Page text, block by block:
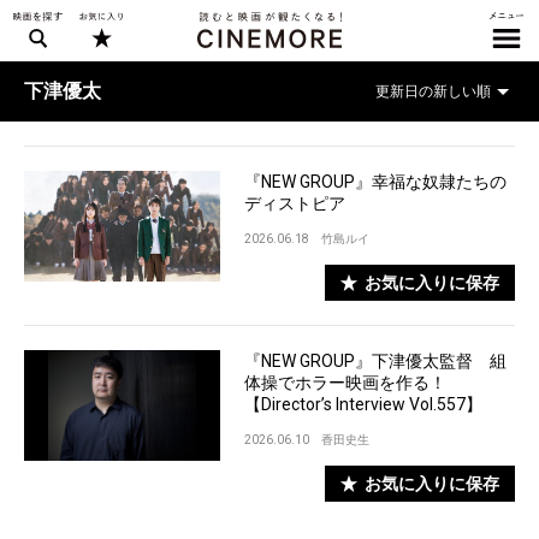
下津優太
『NEW GROUP』幸福な奴隷たちの
ディストピア
2026.06.18 竹島ルイ
お気に入りに保存
『NEW GROUP』下津優太監督 組
体操でホラー映画を作る！
【Director’s Interview Vol.557】
2026.06.10 香田史生
お気に入りに保存